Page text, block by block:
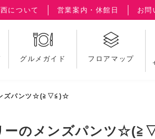
について 営業案内・休館日 お問
グルメガイド フロアマップ
ンズパンツ☆(≧▽≦)☆
ーのメンズパンツ